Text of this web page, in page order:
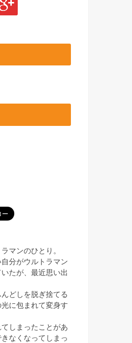
マンのひとり。
分がウルトラマン
たが、最近思い出
どしを脱ぎ捨てる
に包まれて変身す
しまったことがあ
なくなってしまっ